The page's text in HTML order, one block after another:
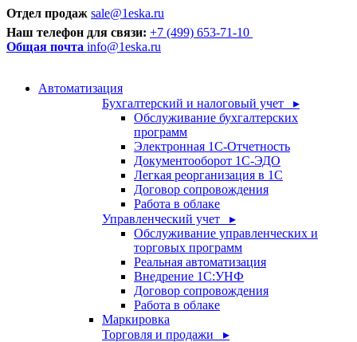
Отдел продаж sale@1eska.ru
Наш телефон для связи: +7 (499) 653-71-10
Общая почта info@1eska.ru
Автоматизация
Бухгалтерский и налоговый учет ▸
Обслуживание бухгалтерских
программ
Электронная 1С-Отчетность
Документооборот 1С-ЭДО
Легкая реорганизация в 1С
Договор сопровождения
Работа в облаке
Управленческий учет ▸
Обслуживание управленческих и
торговых программ
Реальная автоматизация
Внедрение 1С:УНФ
Договор сопровождения
Работа в облаке
Маркировка
Торговля и продажи ▸